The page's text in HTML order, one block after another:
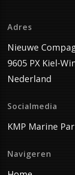
Adres
Nieuwe
9605 PX Kiel-
Nederland
Socialmedia
KMP Marine
Navigeren